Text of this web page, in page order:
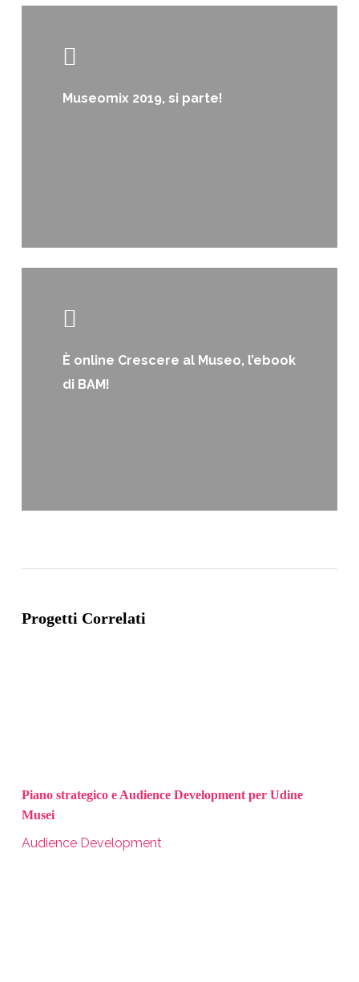
Museomix 2019, si parte!
È online Crescere al Museo, l’ebook
di BAM!
Progetti Correlati
Piano strategico e Audience Development per Udine
Musei
Audience Development